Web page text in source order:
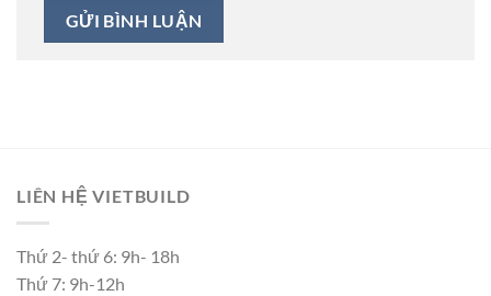
LIÊN HỆ VIETBUILD
Thứ 2- thứ 6: 9h- 18h
Thứ 7: 9h-12h